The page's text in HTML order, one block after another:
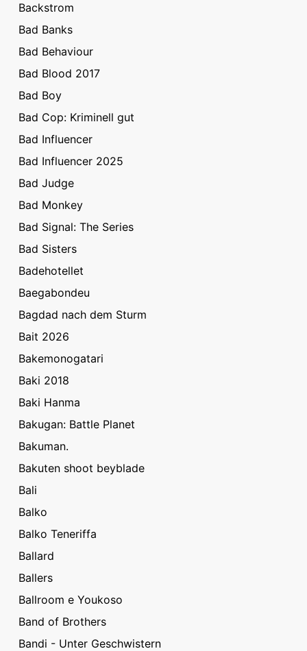
Backstrom
Bad Banks
Bad Behaviour
Bad Blood 2017
Bad Boy
Bad Cop: Kriminell gut
Bad Influencer
Bad Influencer 2025
Bad Judge
Bad Monkey
Bad Signal: The Series
Bad Sisters
Badehotellet
Baegabondeu
Bagdad nach dem Sturm
Bait 2026
Bakemonogatari
Baki 2018
Baki Hanma
Bakugan: Battle Planet
Bakuman.
Bakuten shoot beyblade
Bali
Balko
Balko Teneriffa
Ballard
Ballers
Ballroom e Youkoso
Band of Brothers
Bandi - Unter Geschwistern